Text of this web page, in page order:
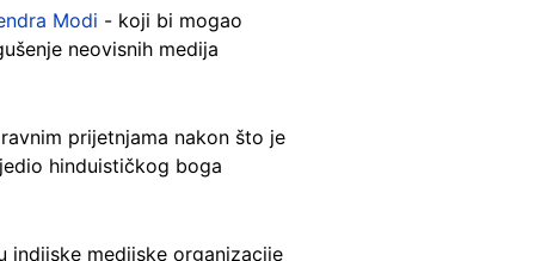
Modi - koji bi mogao
neovisnih medija
prijetnjama nakon što je
hinduističkog boga
indijske medijske organizacije